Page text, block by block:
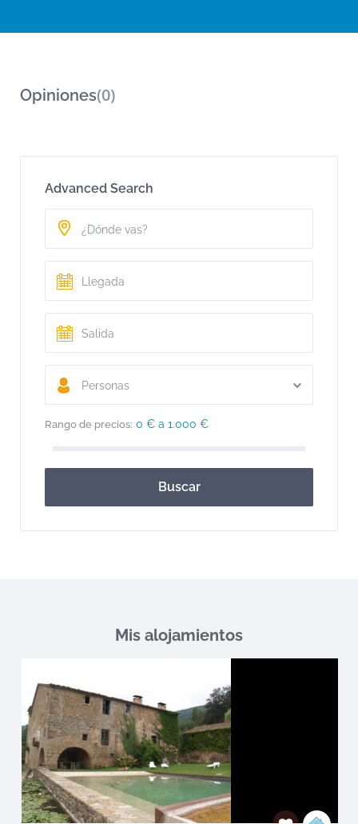
Opiniones(0)
Advanced Search
Personas
Rango de precios: 0 € a 1.000 €
Buscar
Mis alojamientos